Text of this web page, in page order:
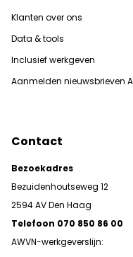
Klanten over ons
Data & tools
Inclusief werkgeven
Aanmelden nieuwsbrieven
Contact
Bezoekadres
Bezuidenhoutseweg 12
2594 AV Den Haag
Telefoon 070 850 86 00
AWVN-werkgeverslijn: